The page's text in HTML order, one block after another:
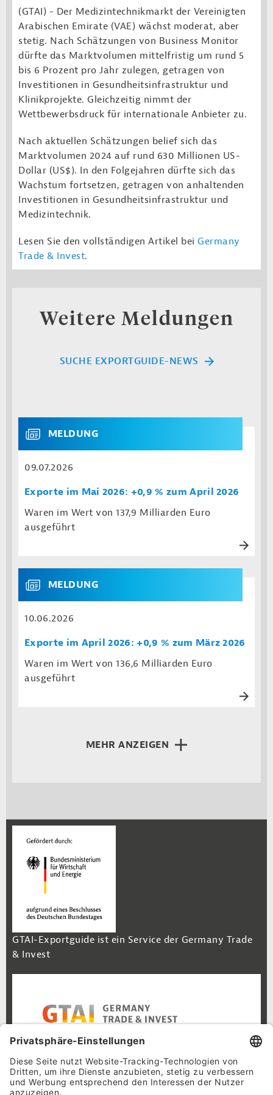
(GTAI) - Der Medizintechnikmarkt der Vereinigten
Arabischen Emirate (VAE) wächst moderat, aber
stetig. Nach Schätzungen von Business Monitor
dürfte das Marktvolumen mittelfristig um rund 5
bis 6 Prozent pro Jahr zulegen, getragen von
Investitionen in Gesundheitsinfrastruktur und
Klinikprojekte. Gleichzeitig nimmt der
Wettbewerbsdruck für internationale Anbieter zu.
Nach aktuellen Schätzungen belief sich das
Marktvolumen 2024 auf rund 630 Millionen US-
Dollar (US$). In den Folgejahren dürfte sich das
Wachstum fortsetzen, getragen von anhaltenden
Investitionen in Gesundheitsinfrastruktur und
Medizintechnik.
Lesen Sie den vollständigen Artikel bei Germany
Trade & Invest.
Weitere Meldungen
SUCHE EXPORTGUIDE-NEWS
MELDUNG
09.07.2026
Exporte im Mai 2026: +0,9 % zum April 2026
Waren im Wert von 137,9 Milliarden Euro
ausgeführt
MELDUNG
10.06.2026
Exporte im April 2026: +0,9 % zum März 2026
Waren im Wert von 136,6 Milliarden Euro
ausgeführt
MEHR ANZEIGEN
GTAI-Exportguide ist ein Service der Germany Trade
& Invest
Footer Navigation
Inhalt